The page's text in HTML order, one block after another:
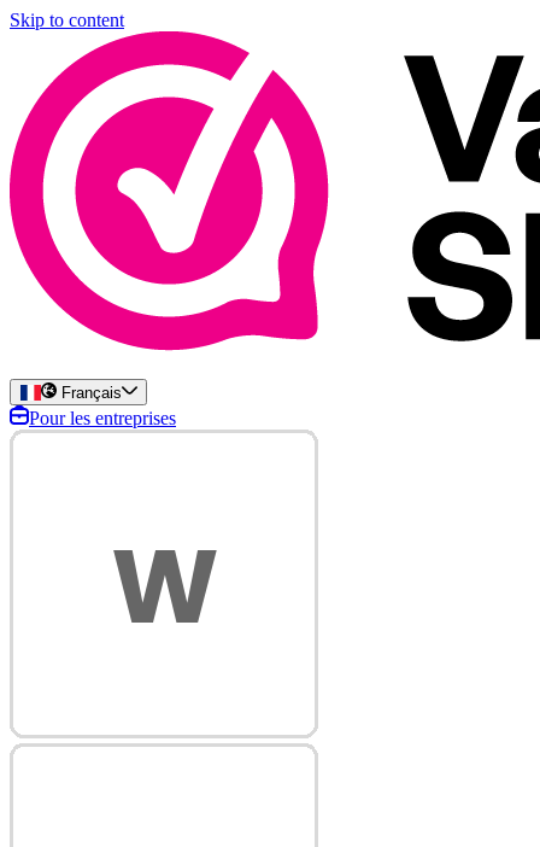
Skip to content
Français
Pour les entreprises